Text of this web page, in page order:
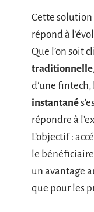
Cette solution
répond à
Que l’on soit
traditionnelle
d’une
instantané
répondre à
L’objectif :
le
un avantage
que pour les